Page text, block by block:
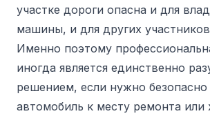
участке дороги опасна и для
машины, и для других
Именно поэтому
иногда является единственно
решением, если нужно безопасно
автомобиль к месту ремонта или